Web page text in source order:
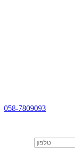
058-7809093